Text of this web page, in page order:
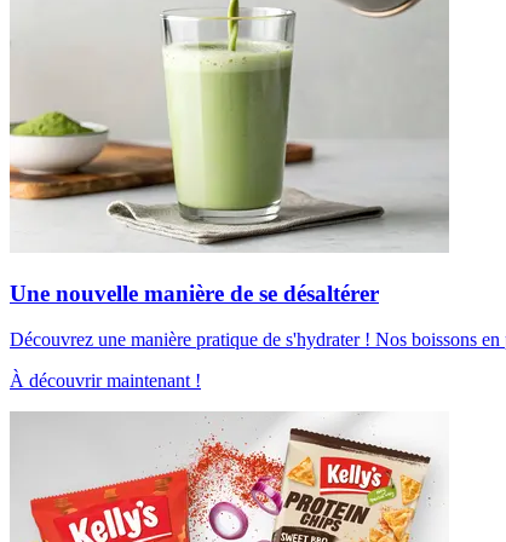
Une nouvelle manière de se désaltérer
Découvrez une manière pratique de s'hydrater ! Nos boissons
À découvrir maintenant !